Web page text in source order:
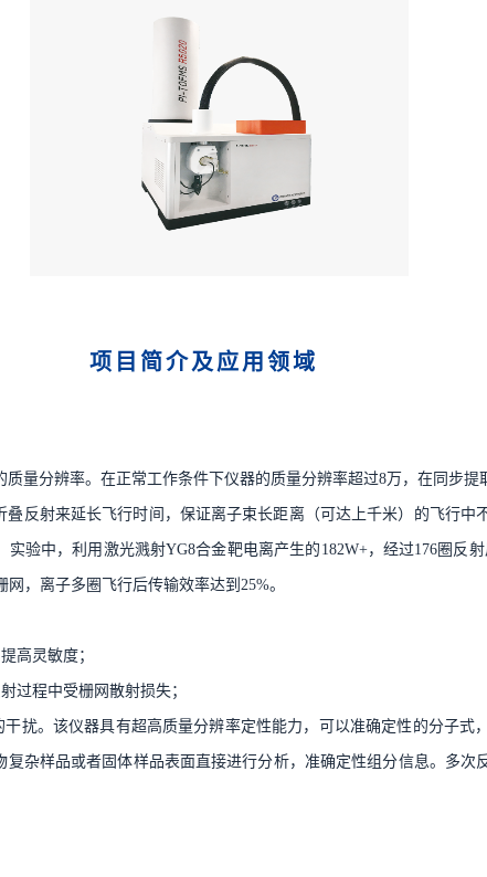
项目简介及应用领域
量分辨率。在正常工作条件下仪器的质量分辨率超过8万，在同步提
反射来延长飞行时间，保证离子束长距离（可达上千米）的飞行
验中，利用激光溅射YG8合金靶电离产生的182W+，经过176圈反
，离子多圈飞行后传输效率达到25%。
高灵敏度；
过程中受栅网散射损失；
扰。该仪器具有超高质量分辨率定性能力，可以准确定性的分子
杂样品或者固体样品表面直接进行分析，准确定性组分信息。多